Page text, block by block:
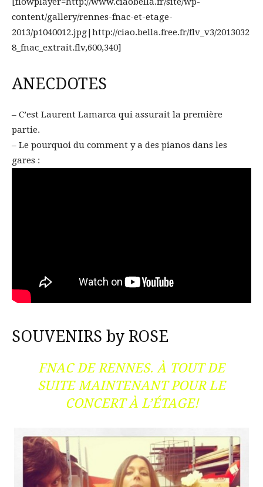
content/gallery/rennes-fnac-et-etage-
2013/p1040012.jpg|http://ciao.bella.free.fr/flv_v3/2013032
8_fnac_extrait.flv,600,340]
ANECDOTES
– C’est Laurent Lamarca qui assurait la première
partie.
– Le pourquoi du comment y a des pianos dans les
gares :
SOUVENIRS by ROSE
FNAC DE RENNES. À TOUT DE
SUITE MAINTENANT POUR LE
CONCERT À L’ÉTAGE!